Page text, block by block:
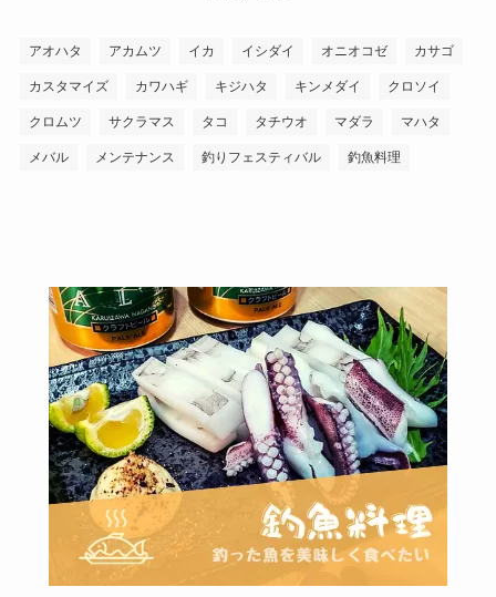
アオハタ アカムツ イカ イシダイ オニオコゼ カサゴ
カスタマイズ カワハギ キジハタ キンメダイ クロソイ
クロムツ サクラマス タコ タチウオ マダラ マハタ
メバル メンテナンス 釣りフェスティバル 釣魚料理